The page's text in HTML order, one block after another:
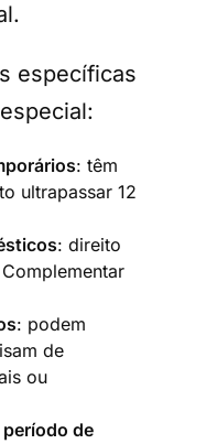
específicas
: têm
ultrapassar 12
: direito
: podem
de
ou
de